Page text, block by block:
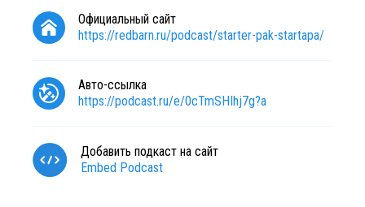
Официальный сайт
https://redbarn.ru/podcast/starter-pak-startapa/
Авто-ссылка
https://podcast.ru/e/0cTmSHIhj7g?a
Добавить подкаст на сайт
Embed Podcast